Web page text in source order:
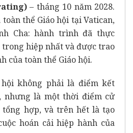
– tháng 10 năm 2028.
thể Giáo hội tại Vatican,
Cha: hành trình đã thực
hiệp nhất và được trao
của toàn thể Giáo hội.
không phải là điểm kết
nhưng là một thời điểm cử
hợp, và trên hết là tạo
hoán cải hiệp hành của